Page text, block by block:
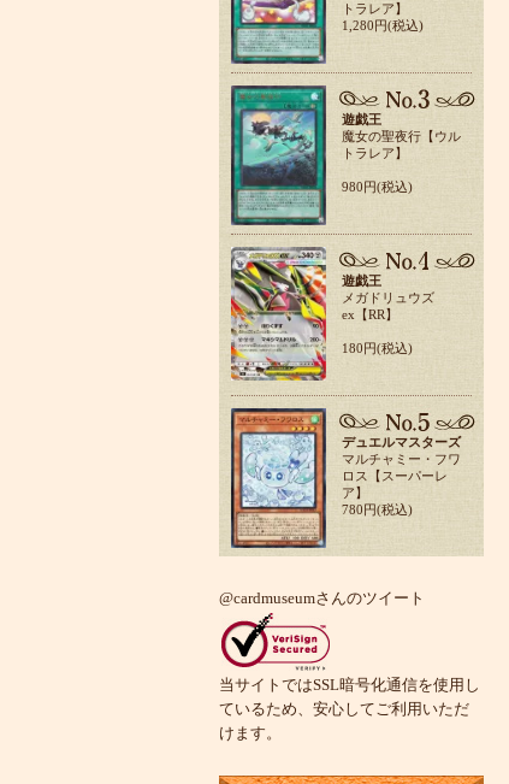
トラレア】
1,280円(税込)
遊戯王
魔女の聖夜行【ウル
トラレア】
980円(税込)
遊戯王
メガドリュウズ
ex【RR】
180円(税込)
デュエルマスターズ
マルチャミー・フワ
ロス【スーパーレ
ア】
780円(税込)
@cardmuseumさんのツイート
当サイトではSSL暗号化通信を使用し
ているため、安心してご利用いただ
けます。